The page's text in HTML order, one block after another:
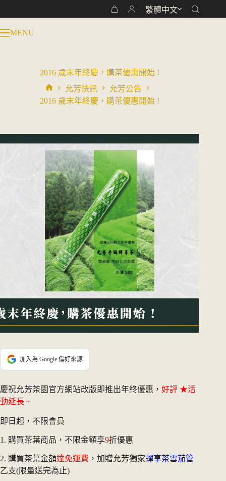
至
主
購
繁體中文
MENU
2016 歲末年終慶，購茶優惠開始 !
首
允芳快訊
允芳公告
2016 歲末年終慶，購茶優惠開始 !
加入為 Google 偏好來源
慶祝允芳茶園官方網站改版即推出年終優惠， 好評 ★活
動延長 ~
即日起，不限會員
1. 購買茶葉商品，不限金額享9折優惠
2. 購買茶葉金額達免運費 ，加贈允芳獨家蟬享茶雪茄管
乙支(限量送完為止)